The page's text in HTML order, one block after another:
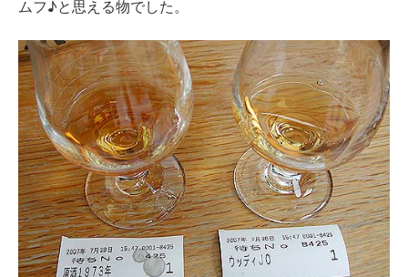
ムフ♪と思える物でした。